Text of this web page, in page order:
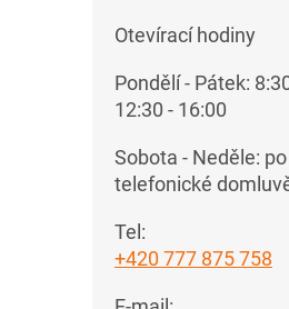
Otevírací hodiny
Pondělí - Pátek:
12:30 - 16:00
Sobota - Neděle:
telefonické
Tel:
+420 777 875 758